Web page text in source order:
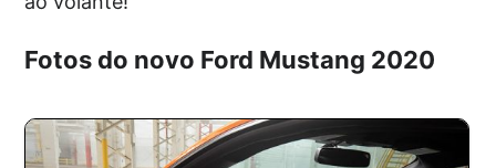
Fotos do novo Ford Mustang 2020